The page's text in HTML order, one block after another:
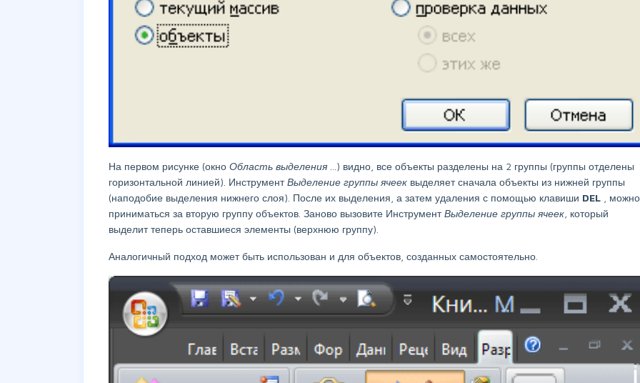
На первом рисунке (окно Область выделения
...) видно, все объекты разделены на 2 группы (группы отделены
горизонтальной линией). ИнструментВыделение группы ячеек выделяет сначала объекты из нижней группы
(наподобие выделения нижнего слоя). После их выделения, а затем удаления с помощью клавиши DEL
, можно
приниматься за вторую группу объектов. Заново вызовите ИнструментВыделение группы ячеек, который
выделит теперь оставшиеся элементы (верхнюю группу).
Аналогичный подход может быть использован и для объектов, созданных самостоятельно.